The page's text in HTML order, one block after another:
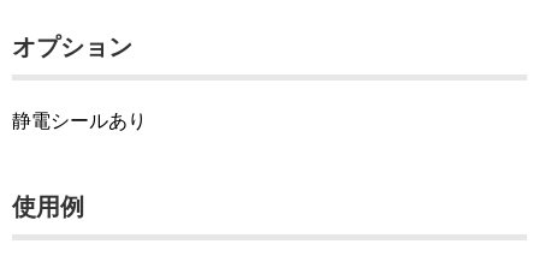
オプション
静電シールあり
使用例